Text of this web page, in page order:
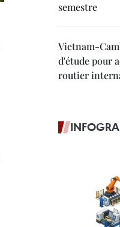
semestre
Vietnam-
d'étude pour
routier